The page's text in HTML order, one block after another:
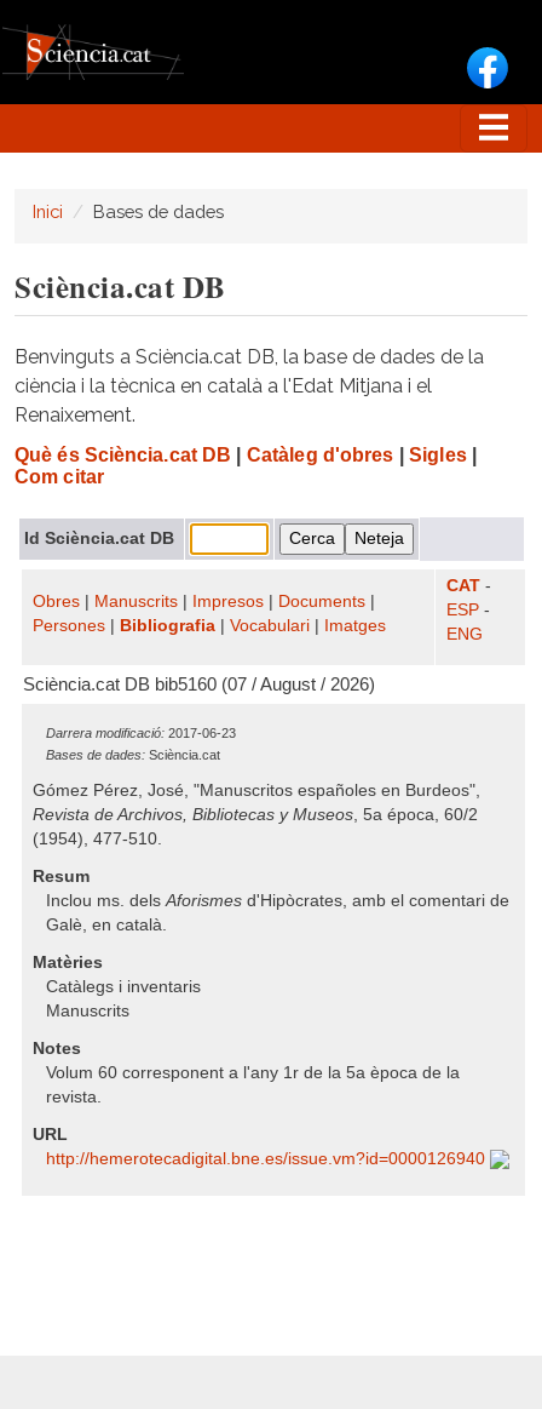
Inici Bases de dades
Sciència.cat DB
Benvinguts a Sciència.cat DB, la base de dades de la
ciència i la tècnica en català a l'Edat Mitjana i el
Renaixement.
Què és Sciència.cat DB Catàleg d'obres Sigles|
Com citar
Id Sciència.cat DB
Obres Manuscrits Impresos Documents
Persones
Bibliografia Vocabulari Imatges
CAT -
ESP -
ENG
Sciència.cat DB bib5160 (07 / August / 2026)
Darrera modificació: 2017-06-23
Bases de dades: Sciència.cat
Gómez Pérez, José, "Manuscritos españoles en Burdeos",
Revista de Archivos, Bibliotecas y Museos, 5a época, 60/2
(1954), 477-510.
Resum
Inclou ms. delsAforismes d'Hipòcrates, amb el comentari de
Galè, en català.
Matèries
Catàlegs i inventaris
Manuscrits
Notes
Volum 60 corresponent a l'any 1r de la 5a època de la
revista.
URL
http:/​/​hemerotecadigital.bne.es/​issue.vm?id=0000126940